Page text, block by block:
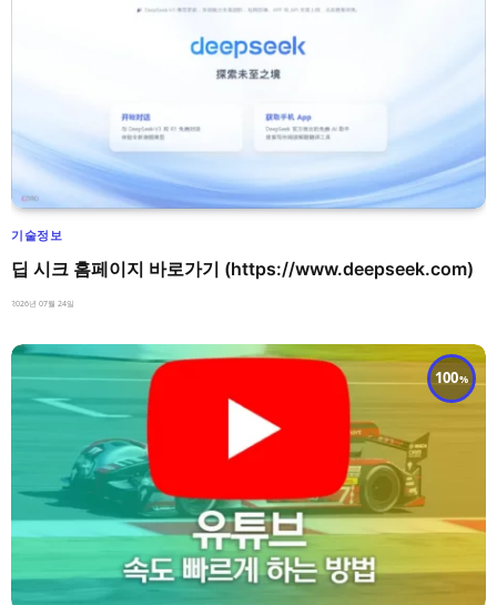
기술정보
딥 시크 홈페이지 바로가기 (https://www.deepseek.com)
2026년 07월 24일
100